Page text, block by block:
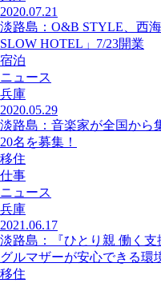
2020.07.21
淡路島：O&B STYLE、西
SLOW HOTEL」7/23開業
宿泊
ニュース
兵庫
2020.05.29
淡路島：音楽家が全国から
20名を募集！
移住
仕事
ニュース
兵庫
2021.06.17
淡路島：『ひとり親 働く
グルマザーが安心できる環
移住